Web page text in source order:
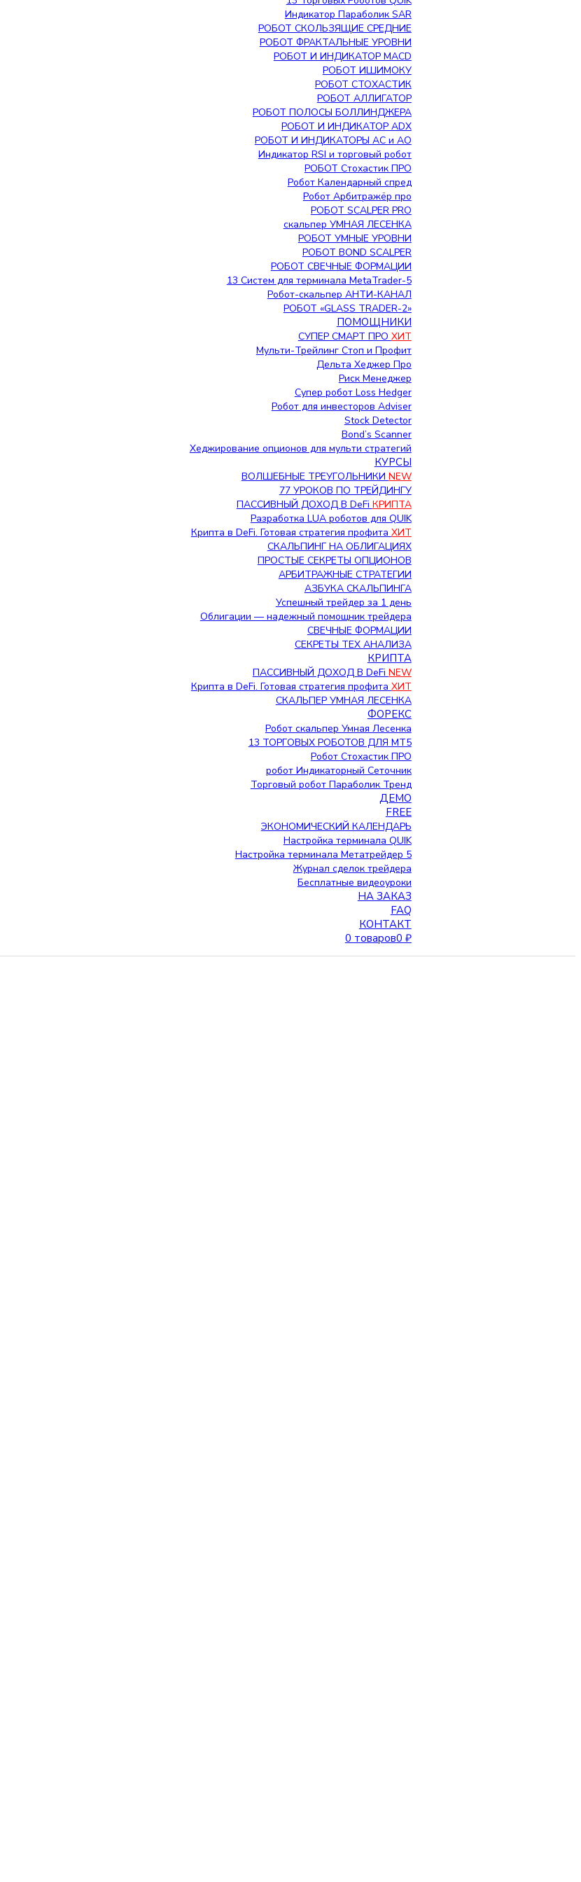
Индикатор Параболик SAR
РОБОТ СКОЛЬЗЯЩИЕ СРЕДНИЕ
РОБОТ ФРАКТАЛЬНЫЕ УРОВНИ
РОБОТ И ИНДИКАТОР MACD
РОБОТ ИШИМОКУ
РОБОТ СТОХАСТИК
РОБОТ АЛЛИГАТОР
РОБОТ ПОЛОСЫ БОЛЛИНДЖЕРА
РОБОТ И ИНДИКАТОР ADX
РОБОТ И ИНДИКАТОРЫ АС и АО
Индикатор RSI и торговый робот
РОБОТ Стохастик ПРО
Робот Календарный спред
Робот Арбитражёр про
РОБОТ SCALPER PRO
скальпер УМНАЯ ЛЕСЕНКА
РОБОТ УМНЫЕ УРОВНИ
РОБОТ BOND SCALPER
РОБОТ СВЕЧНЫЕ ФОРМАЦИИ
13 Систем для терминала MetaTrader-5
Робот-скальпер АНТИ-КАНАЛ
РОБОТ «GLASS TRADER-2»
ПОМОЩНИКИ
СУПЕР СМАРТ ПРО ХИТ
Мульти-Трейлинг Стоп и Профит
Дельта Хеджер Про
Риск Менеджер
Супер робот Loss Hedger
Робот для инвесторов Adviser
Stock Detector
Bond’s Scanner
Хеджирование опционов для мульти стратегий
КУРСЫ
ВОЛШЕБНЫЕ ТРЕУГОЛЬНИКИ NEW
77 УРОКОВ ПО ТРЕЙДИНГУ
ПАССИВНЫЙ ДОХОД В DeFi КРИПТА
Разработка LUA роботов для QUIK
Крипта в DeFi. Готовая стратегия профита ХИТ
СКАЛЬПИНГ НА ОБЛИГАЦИЯХ
ПРОСТЫЕ СЕКРЕТЫ ОПЦИОНОВ
АРБИТРАЖНЫЕ СТРАТЕГИИ
АЗБУКА СКАЛЬПИНГА
Успешный трейдер за 1 день
Облигации — надежный помощник трейдера
СВЕЧНЫЕ ФОРМАЦИИ
СЕКРЕТЫ ТЕХ АНАЛИЗА
КРИПТА
ПАССИВНЫЙ ДОХОД В DeFi NEW
Крипта в DeFi. Готовая стратегия профита ХИТ
СКАЛЬПЕР УМНАЯ ЛЕСЕНКА
ФОРЕКС
Робот скальпер Умная Лесенка
13 ТОРГОВЫХ РОБОТОВ ДЛЯ МТ5
Робот Стохастик ПРО
робот Индикаторный Сеточник
Торговый робот Параболик Тренд
ДЕМО
FREE
ЭКОНОМИЧЕСКИЙ КАЛЕНДАРЬ
Настройка терминала QUIK
Настройка терминала Метатрейдер 5
Журнал сделок трейдера
Бесплатные видеоуроки
НА ЗАКАЗ
FAQ
КОНТАКТ
0 товаров0 ₽